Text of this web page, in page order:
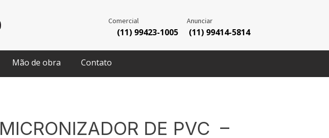
Comercial
(11) 99423-1005
Anunciar
(11) 99414-5814
Mão de obra Contato
MICRONIZADOR DE PVC –